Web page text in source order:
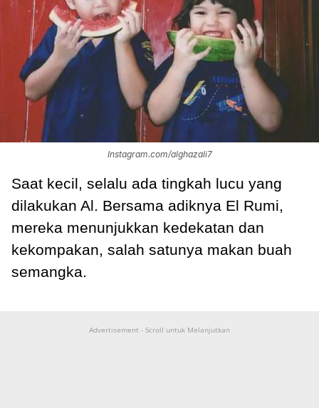
Instagram.com/alghazali7
Saat kecil, selalu ada tingkah lucu yang
dilakukan Al. Bersama adiknya El Rumi,
mereka menunjukkan kedekatan dan
kekompakan, salah satunya makan buah
semangka.
Advertisement - Scroll untuk Melanjutkan